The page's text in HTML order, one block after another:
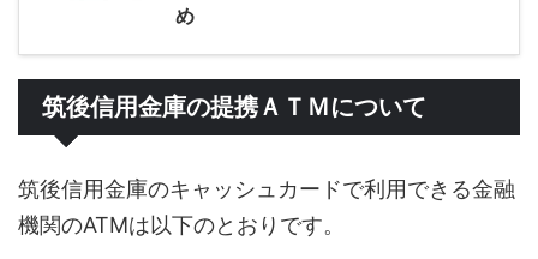
め
筑後信用金庫の提携ＡＴＭについて
筑後信用金庫のキャッシュカードで利用できる金融
機関のATMは以下のとおりです。